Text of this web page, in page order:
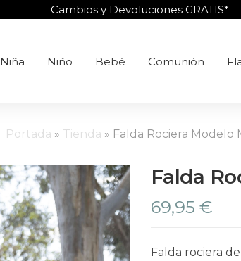
Cambios y Devoluciones GRATIS*
Niña Niño Bebé Comunión
Portada » Tienda » Falda Rociera Modelo
Falda
69,95 €
Falda rociera